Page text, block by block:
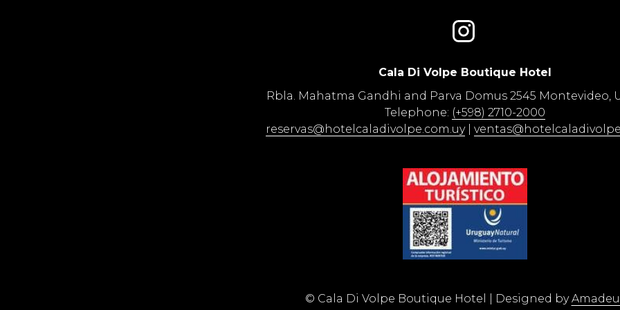
Cala Di Volpe Boutique Hotel​
Rbla. Mahatma Gandhi and Parva Domus 2545 Montevideo,
Telephone: (+598) 2710-2000
reservas@hotelcaladivolpe.com.uy|
© Cala Di Volpe Boutique Hotel | Designed by